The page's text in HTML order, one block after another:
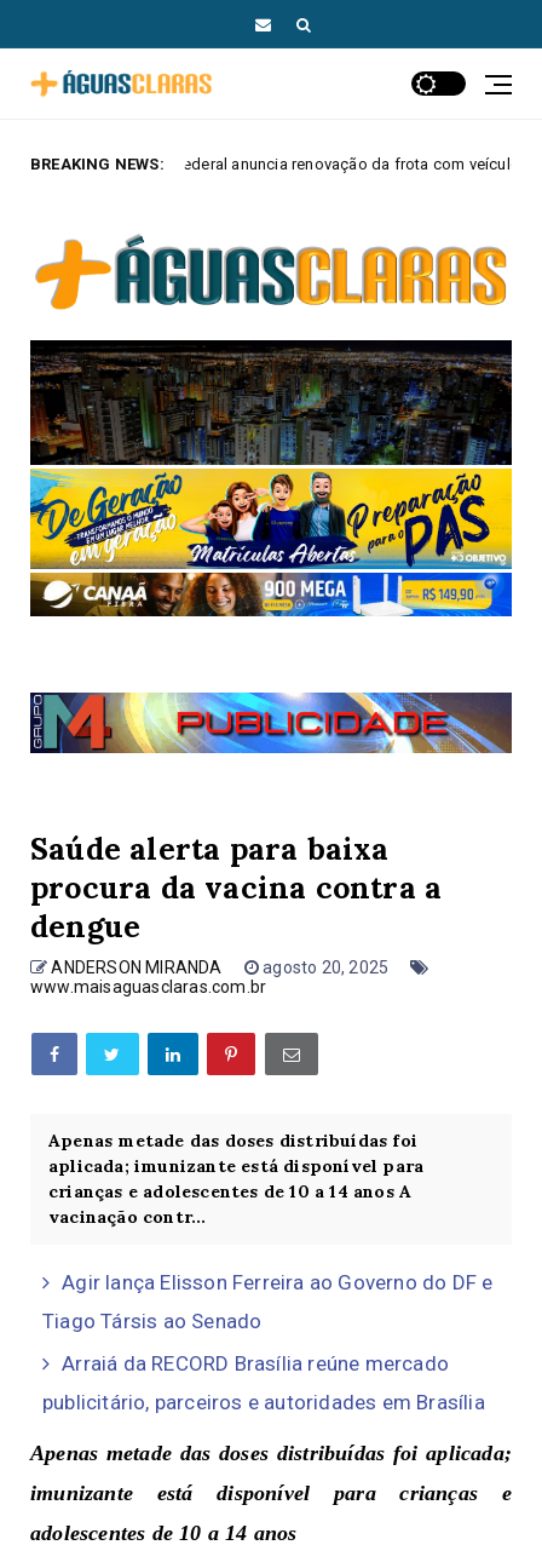
BREAKING NEWS:
anuncia renovação da frota com veículos elétricos e híbridos
Saúde alerta para baixa
procura da vacina contra a
dengue
ANDERSON MIRANDA
agosto 20, 2025
www.maisaguasclaras.com.br
Apenas metade das doses distribuídas foi
aplicada; imunizante está disponível para
crianças e adolescentes de 10 a 14 anos A
vacinação contr...
Agir lança Elisson Ferreira ao Governo do DF e
Tiago Társis ao Senado
Arraiá da RECORD Brasília reúne mercado
publicitário, parceiros e autoridades em Brasília
Apenas metade das doses distribuídas foi aplicada;
imunizante está disponível para crianças e
adolescentes de 10 a 14 anos